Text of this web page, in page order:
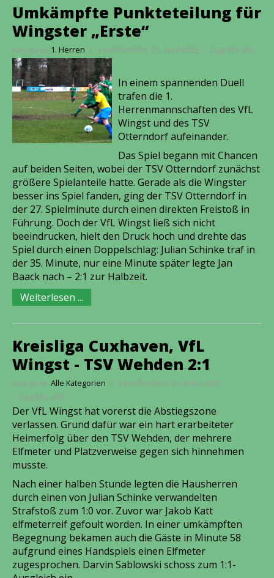
Umkämpfte Punkteteilung für
Wingster „Erste“
Kategorie: 1. Herren Veröffentlicht: 01. April 2025 Zugriffe: 853
In einem spannenden Duell
trafen die 1.
Herrenmannschaften des VfL
Wingst und des TSV
Otterndorf aufeinander.
Das Spiel begann mit Chancen
auf beiden Seiten, wobei der TSV Otterndorf zunächst
größere Spielanteile hatte. Gerade als die Wingster
besser ins Spiel fanden, ging der TSV Otterndorf in
der 27. Spielminute durch einen direkten Freistoß in
Führung. Doch der VfL Wingst ließ sich nicht
beeindrucken, hielt den Druck hoch und drehte das
Spiel durch einen Doppelschlag: Julian Schinke traf in
der 35. Minute, nur eine Minute später legte Jan
Baack nach – 2:1 zur Halbzeit.
Weiterlesen ...
Kreisliga Cuxhaven, VfL
Wingst - TSV Wehden 2:1
Kategorie: Alle Kategorien
Veröffentlicht: 30. März 2025
Zugriffe: 869
Der VfL Wingst hat vorerst die Abstiegszone
verlassen. Grund dafür war ein hart erarbeiteter
Heimerfolg über den TSV Wehden, der mehrere
Elfmeter und Platzverweise gegen sich hinnehmen
musste.
Nach einer halben Stunde legten die Hausherren
durch einen von Julian Schinke verwandelten
Strafstoß zum 1:0 vor. Zuvor war Jakob Katt
elfmeterreif gefoult worden. In einer umkämpften
Begegnung bekamen auch die Gäste in Minute 58
aufgrund eines Handspiels einen Elfmeter
zugesprochen. Darvin Sablowski schoss zum 1:1-